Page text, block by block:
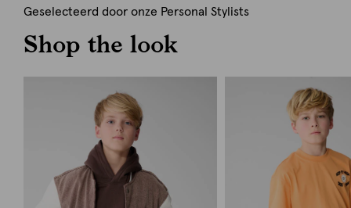
Geselecteerd door onze Personal Stylists
Shop the look